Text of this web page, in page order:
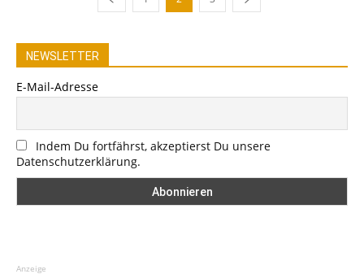
NEWSLETTER
E-Mail-Adresse
Indem Du fortfährst, akzeptierst Du unsere
Datenschutzerklärung.
Anzeige